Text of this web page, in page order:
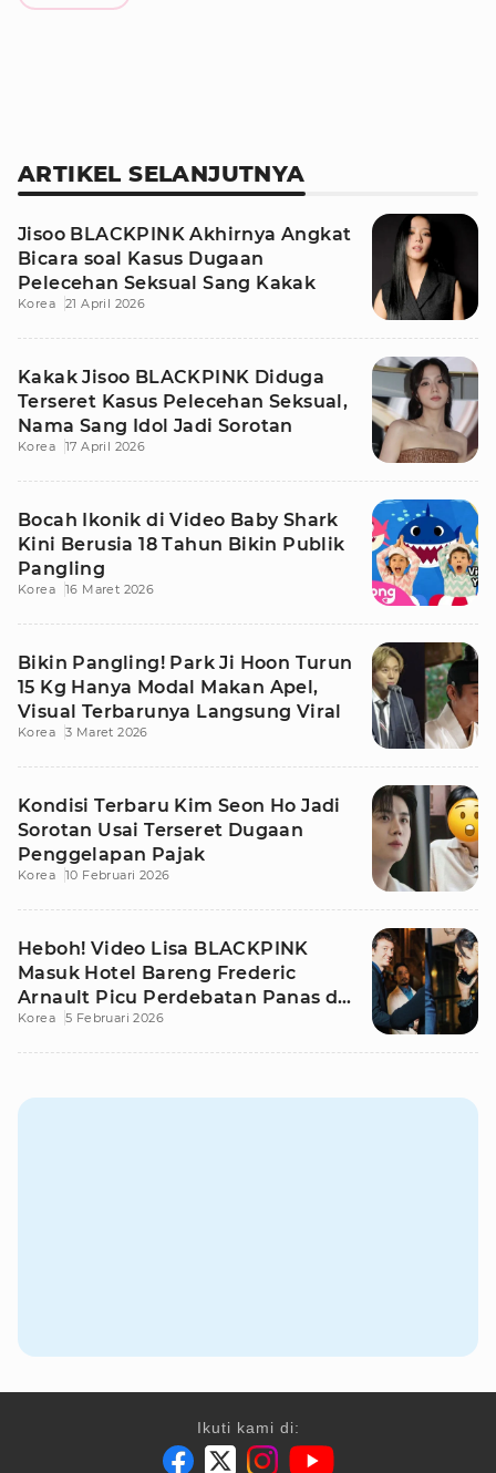
ARTIKEL SELANJUTNYA
Jisoo BLACKPINK Akhirnya Angkat
Bicara soal Kasus Dugaan
Pelecehan Seksual Sang Kakak
Korea 21 April 2026
Kakak Jisoo BLACKPINK Diduga
Terseret Kasus Pelecehan Seksual,
Nama Sang Idol Jadi Sorotan
Korea 17 April 2026
Bocah Ikonik di Video Baby Shark
Kini Berusia 18 Tahun Bikin Publik
Pangling
Korea 16 Maret 2026
Bikin Pangling! Park Ji Hoon Turun
15 Kg Hanya Modal Makan Apel,
Visual Terbarunya Langsung Viral
Korea 3 Maret 2026
Kondisi Terbaru Kim Seon Ho Jadi
Sorotan Usai Terseret Dugaan
Penggelapan Pajak
Korea 10 Februari 2026
Heboh! Video Lisa BLACKPINK
Masuk Hotel Bareng Frederic
Arnault Picu Perdebatan Panas di
Medsos
Korea 5 Februari 2026
Ikuti kami di: